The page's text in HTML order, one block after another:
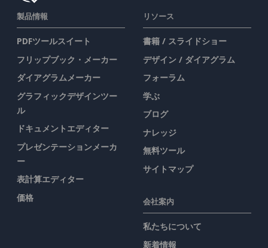
製品情報
PDFツールスイート
フリップブック・メーカー
ダイアグラムメーカー
グラフィックデザインツー
ル
ドキュメントエディター
プレゼンテーションメーカ
ー
表計算エディター
価格
リソース
書籍 / スライドショー
デザイン / ダイアグラム
フォーラム
学ぶ
ブログ
ナレッジ
無料ツール
サイトマップ
会社案内
私たちについて
新着情報